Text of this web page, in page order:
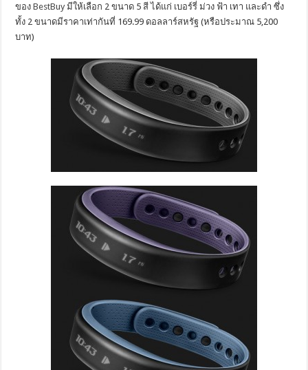
ของBestBuy มีให้เลือก 2 ขนาด 5 สี ได้แก่ เบอร์รี่ ม่วง ฟ้า เทา และดำ ซึ่ง
ทั้ง 2 ขนาดมีราคาเท่ากันที่ 169.99 ดอลลาร์สหรัฐ (หรือประมาณ 5,200
บาท)